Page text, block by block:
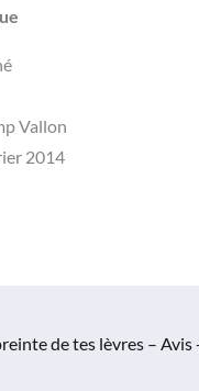
Vallon
2014
de tes lèvres – Avis